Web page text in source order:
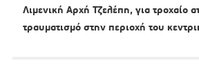
Λιμενική Αρχή Τζελέπη, για τροχαίο
τραυματισμό στην περιοχή του